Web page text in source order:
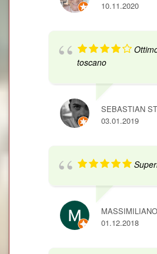
10.11.2020
toscano
SEBASTIAN
03.01.2019
01.12.2018